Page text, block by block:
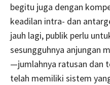
begitu juga dengan
keadilan intra- dan
jauh lagi, publik perlu
sesungguhnya anjungan
—jumlahnya ratusan dan
telah memiliki sistem